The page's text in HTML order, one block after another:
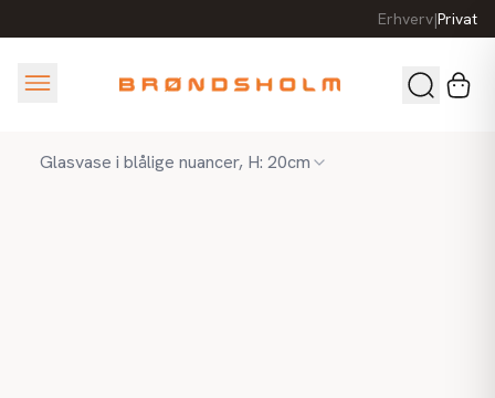
Erhverv|Privat
Glasvase i blålige nuancer, H: 20cm